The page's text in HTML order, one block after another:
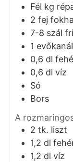
Fél kg
2 fej
7-8 szál
1 evőkanál
0,6 dl
0,6 dl víz
Só
Bors
A
2 tk. liszt
1,2 dl
1,2 dl víz